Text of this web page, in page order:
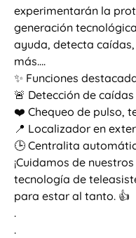
experimentarán la
generación
ayuda, detecta
más….
✨ Funciones
🚨 Detección de
❤️ Chequeo de pulso,
📍 Localizador en
🕒 Centralita
¡Cuidamos de
tecnología de
para estar al tanto. 👍
.
.